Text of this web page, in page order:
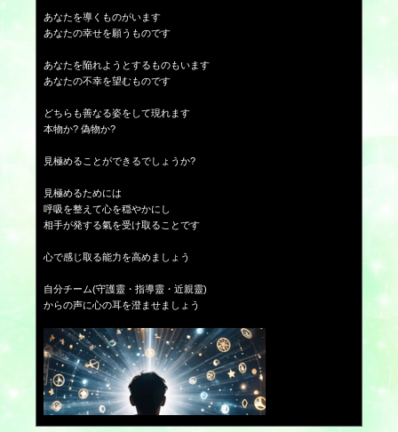
あなたを導くものがいます
あなたの幸せを願うものです
あなたを陥れようとするものもいます
あなたの不幸を望むものです
どちらも善なる姿をして現れます
本物か? 偽物か?
見極めることができるでしょうか?
見極めるためには
呼吸を整えて心を穏やかにし
相手が発する氣を受け取ることです
心で感じ取る能力を高めましょう
自分チーム(守護靈・指導靈・近親靈)
からの声に心の耳を澄ませましょう